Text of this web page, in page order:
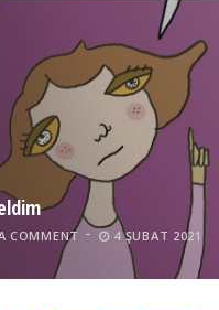
COMMENT 4 ŞUBAT 2021